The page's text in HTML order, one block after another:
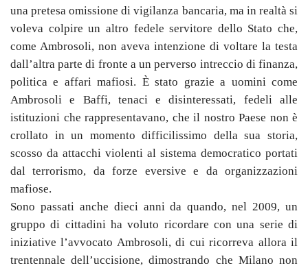
una pretesa omissione di vigilanza bancaria, ma in realtà si
voleva colpire un altro fedele servitore dello Stato che,
come Ambrosoli, non aveva intenzione di voltare la testa
dall’altra parte di fronte a un perverso intreccio di finanza,
politica e affari mafiosi. È stato grazie a uomini come
Ambrosoli e Baffi, tenaci e disinteressati, fedeli alle
istituzioni che rappresentavano, che il nostro Paese non è
crollato in un momento difficilissimo della sua storia,
scosso da attacchi violenti al sistema democratico portati
dal terrorismo, da forze eversive e da organizzazioni
mafiose.
Sono passati anche dieci anni da quando, nel 2009, un
gruppo di cittadini ha voluto ricordare con una serie di
iniziative l’avvocato Ambrosoli, di cui ricorreva allora il
trentennale dell’uccisione, dimostrando che Milano non